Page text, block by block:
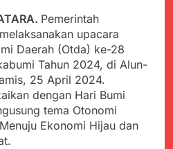
akan kadaluarsa di
puskesmas.
Menkes diharap sidak
ke Dinkes dan keseluruh
Puskesmas di Kab.
Sukabumi terkait
Dugaan beredar nya
Obat obatan Kadaluarsa
Juli 21, 2024
Polres Sumenep
Ungkap Kasus
Pencabulan Terhadap
Anak
Juli 21, 2024
Kisruh terkait Dugaan
Puskesmas beli obat
Pemerintah
upacara
Daerah (Otda) ke-28
Tahun 2024, di Alun-
25 April 2024.
dengan Hari Bumi
tema Otonomi
Ekonomi Hijau dan